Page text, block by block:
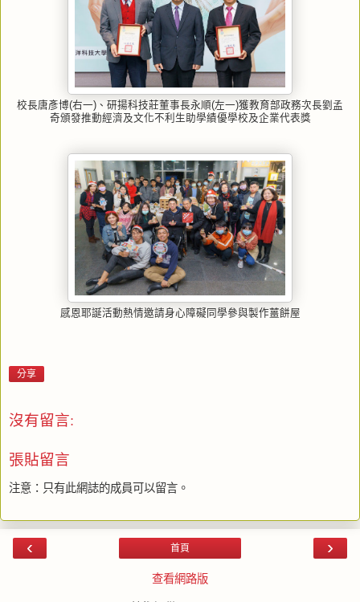
校長唐彥博(右一)、研揚科技莊董事長永順(左一)獲教育部政務次長劉孟
奇頒發推動經濟及文化不利生助學績優學校及企業代表獎
感恩耶誕活動熱情邀請身心障礙同學參與製作薑餅屋
分享
沒有留言:
張貼留言
注意：只有此網誌的成員可以留言。
‹ ›
首頁
查看網路版